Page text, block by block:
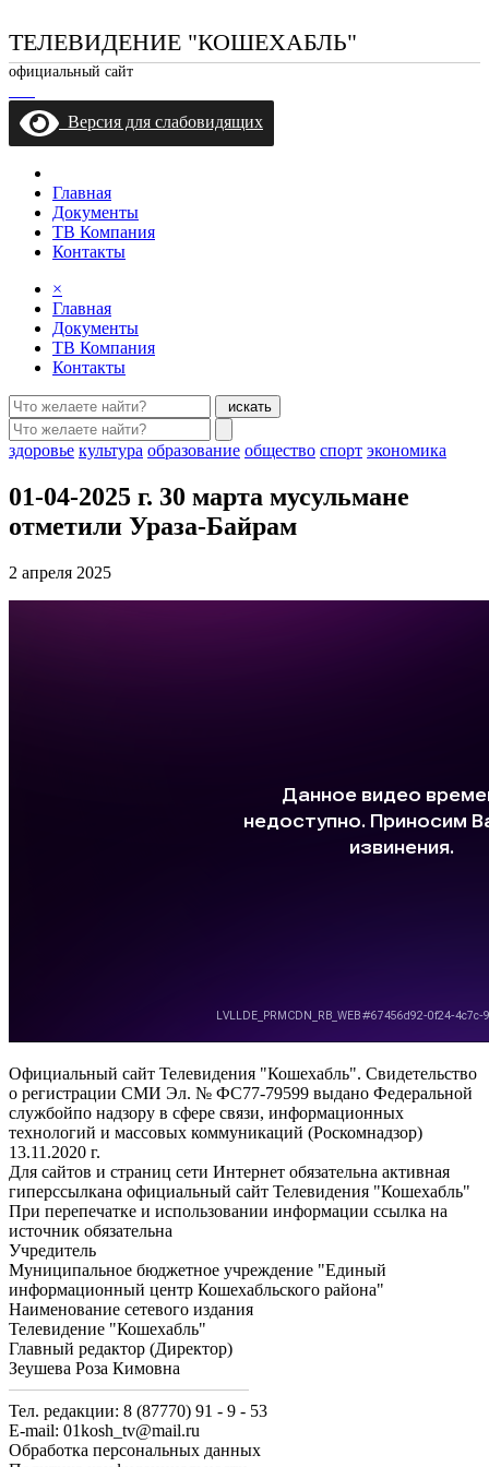
ТЕЛЕВИДЕНИЕ "КОШЕХАБЛЬ"
официальный сайт
Версия для слабовидящих
Главная
Документы
ТВ Компания
Контакты
×
Главная
Документы
ТВ Компания
Контакты
искать
здоровье культура образование общество спорт экономика
01-04-2025 г. 30 марта мусульмане
отметили Ураза-Байрам
2 апреля 2025
Официальный сайт Телевидения "Кошехабль". Свидетельство
о регистрации СМИ Эл. № ФС77-79599 выдано Федеральной
службойпо надзору в сфере связи, информационных
технологий и массовых коммуникаций (Роскомнадзор)
13.11.2020 г.
Для сайтов и страниц сети Интернет обязательна активная
гиперссылкана официальный сайт Телевидения "Кошехабль"
При перепечатке и использовании информации ссылка на
источник обязательна
Учредитель
Муниципальное бюджетное учреждение "Единый
информационный центр Кошехабльского района"
Наименование сетевого издания
Телевидение "Кошехабль"
Главный редактор (Директор)
Зеушева Роза Кимовна
Тел. редакции: 8 (87770) 91 - 9 - 53
E-mail: 01kosh_tv@mail.ru
Обработка персональных данных